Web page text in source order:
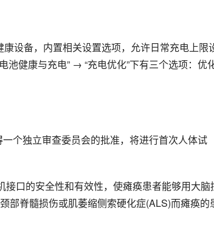
设备，内置相关设置选项，允许日常充电上限
池健康与充电” → “充电优化”下有三个选项：优
个独立审查委员会的批准，将进行首次人体试
口的安全性和有效性，使瘫痪患者能够用大脑
部脊髓损伤或肌萎缩侧索硬化症(ALS)而瘫痪的